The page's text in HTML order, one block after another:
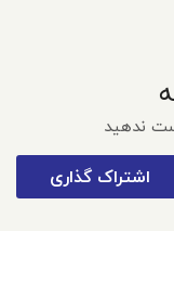
ندهید
اشتراک گذاری